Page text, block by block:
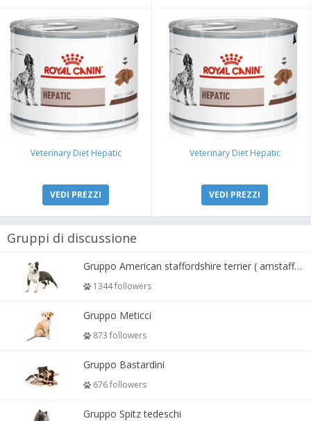
Veterinary Diet Hepatic
VEDI PREZZI
Veterinary Diet Hepatic
VEDI PREZZI
Gruppi di discussione
Gruppo American staffordshire terrier ( amstaff, amastaff )
1344 followers
Gruppo Meticci
873 followers
Gruppo Bastardini
676 followers
Gruppo Spitz tedeschi